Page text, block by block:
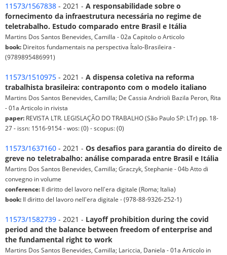
11573/1567838 - 2021 - A responsabilidade sobre o
fornecimento da infraestrutura necessária no regime de
teletrabalho. Estudo comparado entre Brasil e Itália
Martins Dos Santos Benevides, Camilla - 02a Capitolo o Articolo
book: Direitos fundamentais na perspectiva Ítalo-Brasileira -
(9789895486991)
11573/1510975 - 2021 - A dispensa coletiva na reforma
trabalhista brasileira: contraponto com o modelo italiano
Martins Dos Santos Benevides, Camilla; De Cassia Andrioli Bazila Peron, Rita
- 01a Articolo in rivista
paper: REVISTA LTR. LEGISLAÇÃO DO TRABALHO (São Paulo SP: LTr) pp. 18-
27 - issn: 1516-9154 - wos: (0) - scopus: (0)
11573/1637160 - 2021 - Os desafios para garantia do direito de
greve no teletrabalho: análise comparada entre Brasil e Itália
Martins Dos Santos Benevides, Camilla; Graczyk, Stephanie - 04b Atto di
convegno in volume
conference: Il diritto del lavoro nell'era digitale (Roma; Italia)
book: Il diritto del lavoro nell'era digitale - (978-88-9326-252-1)
11573/1582739 - 2021 - Layoff prohibition during the covid
period and the balance between freedom of enterprise and
the fundamental right to work
Martins Dos Santos Benevides, Camilla; Lariccia, Daniela - 01a Articolo in